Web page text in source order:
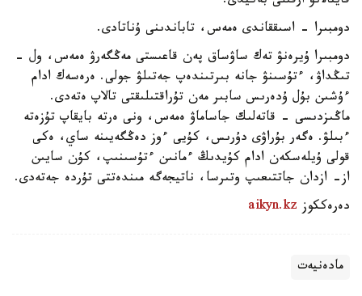
دومبىرا - اسىققاندى ەمەس، تاباندىنى ۇناتادى.
دومبىرا ۇيرەنۋ تەك ساۋساق پەن قاعىستى مەڭگەرۋ ەمەس، ول -
تىڭداۋ، ءتۇسىنۋ جانە بىرتىندەپ جەتىلۋ جولى. ەرەسەك ادام
ءۇشىن بۇل ۇدەرىس سابىر مەن تۇراقتىلىقتى تالاپ ەتەدى.
ماڭىزدىسى - قاتەلىك جاساماۋ ەمەس، ونى ەرتە بايقاپ تۇزەتە
ءبىلۋ. ەگەر بۇراۋى دۇرىس، كۇيى ءوز دەڭگەيىنە ساي، ەكى
قولى ۇيلەسكەن ادام كۇيدىڭ ءمانىن ءتۇسىنىپ، كۇن سايىن
از- ازدان جاتتىعىپ وتىرسا، ناتيجەگە مىندەتتى تۇردە جەتەدى.
دەرەككوز aikyn.kz
مادەنيەت